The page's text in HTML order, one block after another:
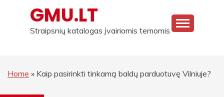
GMU.LT
Straipsnių katalogas įvairiomis temomis
Home » Kaip pasirinkti tinkamą baldų parduotuvę Vilniuje?